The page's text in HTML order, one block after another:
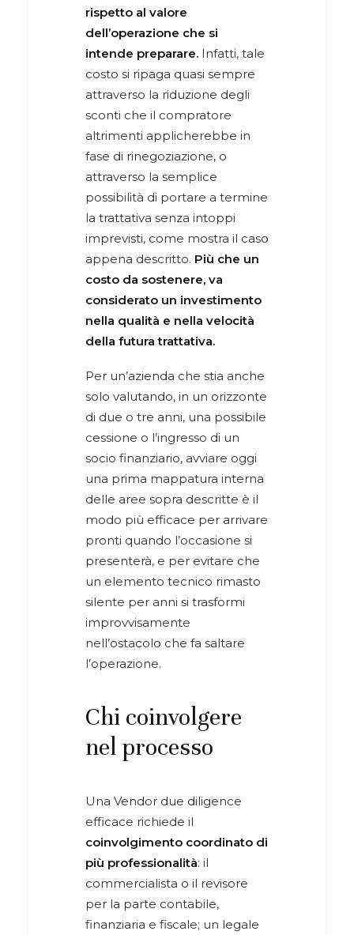
rispetto al valore
dell’operazione che si
intende preparare. Infatti, tale
costo si ripaga quasi sempre
attraverso la riduzione degli
sconti che il compratore
altrimenti applicherebbe in
fase di rinegoziazione, o
attraverso la semplice
possibilità di portare a termine
la trattativa senza intoppi
imprevisti, come mostra il caso
appena descritto. Più che un
costo da sostenere, va
considerato un investimento
nella qualità e nella velocità
della futura trattativa.
Per un’azienda che stia anche
solo valutando, in un orizzonte
di due o tre anni, una possibile
cessione o l’ingresso di un
socio finanziario, avviare oggi
una prima mappatura interna
delle aree sopra descritte è il
modo più efficace per arrivare
pronti quando l’occasione si
presenterà, e per evitare che
un elemento tecnico rimasto
silente per anni si trasformi
improvvisamente
nell’ostacolo che fa saltare
l’operazione.
Chi coinvolgere
nel processo
Una Vendor due diligence
efficace richiede il
coinvolgimento coordinato di
più professionalità: il
commercialista o il revisore
per la parte contabile,
finanziaria e fiscale; un legale